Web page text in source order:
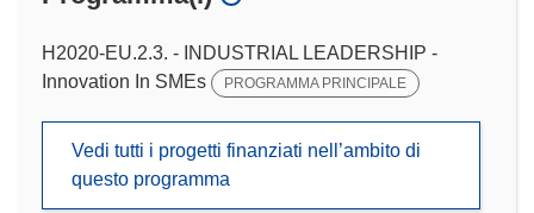
H2020-EU.2.3. - INDUSTRIAL LEADERSHIP -
Innovation In SMEs
PROGRAMMA PRINCIPALE
Vedi tutti i progetti finanziati nell’ambito di
questo programma